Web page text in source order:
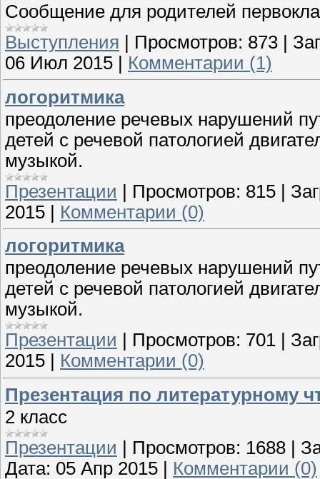
Сообщение для родителей
Выступления
Просмотров: 873
06 Июл 2015
Комментарии (1)
логоритмика
преодоление речевых нарушений
детей с речевой патологией
музыкой.
Презентации | Просмотров: 815 |
2015 | Комментарии (0)
логоритмика
преодоление речевых нарушений
детей с речевой патологией
музыкой.
Презентации
Просмотров: 701
2015
Комментарии (0)
Презентация по литературному
2 класс
Презентации
Просмотров: 1688
Дата: 05 Апр 2015
Комментарии (0)